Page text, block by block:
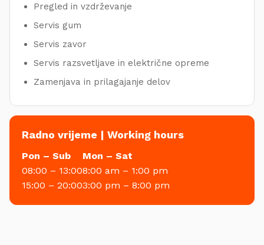
Pregled in vzdrževanje
Servis gum
Servis zavor
Servis razsvetljave in električne opreme
Zamenjava in prilagajanje delov
Radno vrijeme | Working hours
Pon – Sub
08:00 – 13:00
15:00 – 20:00
Mon – Sat
8:00 am – 1:00 pm
3:00 pm – 8:00 pm